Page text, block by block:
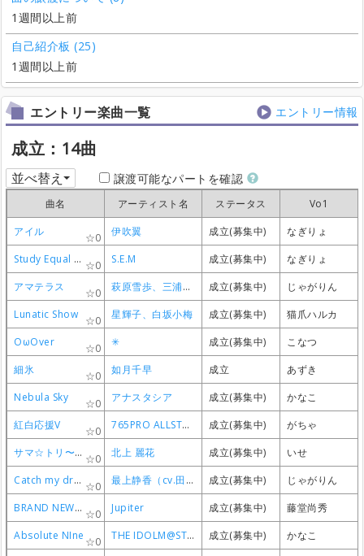
1週間以上前
自己紹介板 (25)
1週間以上前
エントリー楽曲一覧 エントリー情報
成立：14曲
並べ替え 譲渡可能なパートを確認
曲名 アーティスト名 ステータス
Vo1
アイル
0 伊吹翼 成立(募集中)
なぎりょ
Study Equal Magic!
0 S.E.M 成立(募集中)
なぎりょ
アマテラス
0 萩原雪歩、三浦あずさ、四条貴音、秋月律子 成立(募集中)
じゃがりん
Lunatic Show
0 星輝子、白坂小梅 成立(募集中)
猫爪ハルカ
OωOver
0 ✳︎ 成立(募集中)
こなつ
細氷
0 如月千早 成立
あずき
Nebula Sky
0 アナスタシア 成立(募集中)
かなこ
紅白応援V
0 765PRO ALLSTARS…and you! 成立(募集中)
がちゃ
サマ☆トリ〜summer trip〜
0 北上 麗花 成立(募集中)
いせ
Catch my dream
0 最上静香（cv.田所あずさ） 成立(募集中)
じゃがりん
BRAND NEW FIELD
0 Jupiter 成立(募集中)
藤堂尚秀
Absolute NIne
0 THE IDOLM@STER CINDERELLA GIRLS!! 成立(募集中) かなこ
曲名 アーティスト名 ステータス
Vo1
アイル
0 伊吹翼 成立(募集中)
なぎりょ
Study Equal Magic!
0 S.E.M 成立(募集中)
なぎりょ
アマテラス
0 萩原雪歩、三浦あずさ、四条貴音、秋月律子 成立(募集中)
じゃがりん
Lunatic Show
0 星輝子、白坂小梅 成立(募集中)
猫爪ハルカ
OωOver
0 ✳︎ 成立(募集中)
こなつ
細氷
0 如月千早 成立
あずき
Nebula Sky
0 アナスタシア 成立(募集中)
かなこ
紅白応援V
0 765PRO ALLSTARS…and you! 成立(募集中)
がちゃ
サマ☆トリ〜summer trip〜
0 北上 麗花 成立(募集中)
いせ
Catch my dream
0 最上静香（cv.田所あずさ） 成立(募集中)
じゃがりん
BRAND NEW FIELD
0 Jupiter 成立(募集中)
藤堂尚秀
Absolute NIne
0 THE IDOLM@STER CINDERELLA GIRLS!! 成立(募集中) かなこ
曲名 アーティスト名 ステータス
Vo1
アイル
0 伊吹翼 成立(募集中)
なぎりょ
Study Equal Magic!
0 S.E.M 成立(募集中)
なぎりょ
アマテラス
0 萩原雪歩、三浦あずさ、四条貴音、秋月律子 成立(募集中)
じゃがりん
Lunatic Show
0 星輝子、白坂小梅 成立(募集中)
猫爪ハルカ
OωOver
0 ✳︎ 成立(募集中)
こなつ
細氷
0 如月千早 成立
あずき
Nebula Sky
0 アナスタシア 成立(募集中)
かなこ
紅白応援V
0 765PRO ALLSTARS…and you! 成立(募集中)
がちゃ
サマ☆トリ〜summer trip〜
0 北上 麗花 成立(募集中)
いせ
Catch my dream
0 最上静香（cv.田所あずさ） 成立(募集中)
じゃがりん
BRAND NEW FIELD
0 Jupiter 成立(募集中)
藤堂尚秀
Absolute NIne
0 THE IDOLM@STER CINDERELLA GIRLS!! 成立(募集中) かなこ
曲名 アーティスト名 ステータス
Vo1
アイル
0 伊吹翼 成立(募集中)
なぎりょ
Study Equal Magic!
0 S.E.M 成立(募集中)
なぎりょ
アマテラス
0 萩原雪歩、三浦あずさ、四条貴音、秋月律子 成立(募集中)
じゃがりん
Lunatic Show
0 星輝子、白坂小梅 成立(募集中)
猫爪ハルカ
OωOver
0 ✳︎ 成立(募集中)
こなつ
細氷
0 如月千早 成立
あずき
Nebula Sky
0 アナスタシア 成立(募集中)
かなこ
紅白応援V
0 765PRO ALLSTARS…and you! 成立(募集中)
がちゃ
サマ☆トリ〜summer trip〜
0 北上 麗花 成立(募集中)
いせ
Catch my dream
0 最上静香（cv.田所あずさ） 成立(募集中)
じゃがりん
BRAND NEW FIELD
0 Jupiter 成立(募集中)
藤堂尚秀
Absolute NIne
0 THE IDOLM@STER CINDERELLA GIRLS!! 成立(募集中) かなこ